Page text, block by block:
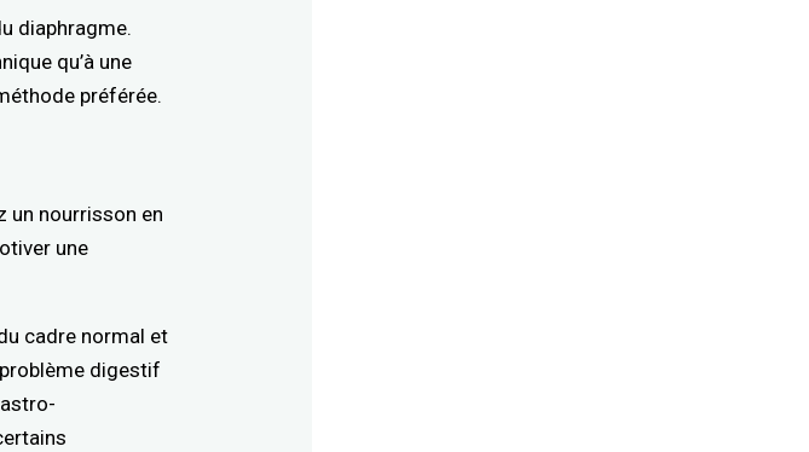
diaphragme.
qu’à une
préférée.
un nourrisson en
une
cadre normal et
digestif